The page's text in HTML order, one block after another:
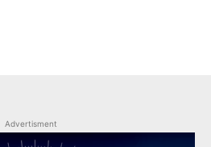
Advertisment